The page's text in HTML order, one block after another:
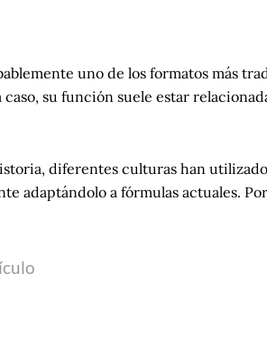
uno de los formatos más
su función suele estar
diferentes culturas han
adaptándolo a fórmulas actuales.